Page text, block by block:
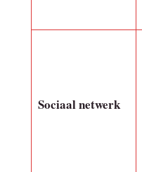
Sociaal netwerk